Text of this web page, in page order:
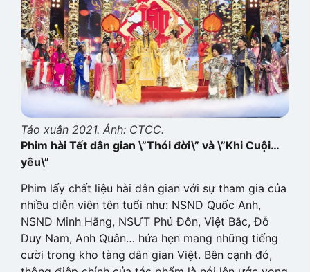
Táo xuân 2021. Ảnh: CTCC.
Phim hài Tết dân gian \”Thói đời\” và \”Khi Cuội…
yêu\”
Phim lấy chất liệu hài dân gian với sự tham gia của
nhiều diễn viên tên tuổi như: NSND Quốc Anh,
NSND Minh Hằng, NSƯT Phú Đôn, Việt Bắc, Đỗ
Duy Nam, Anh Quân… hứa hẹn mang những tiếng
cười trong kho tàng dân gian Việt. Bên cạnh đó,